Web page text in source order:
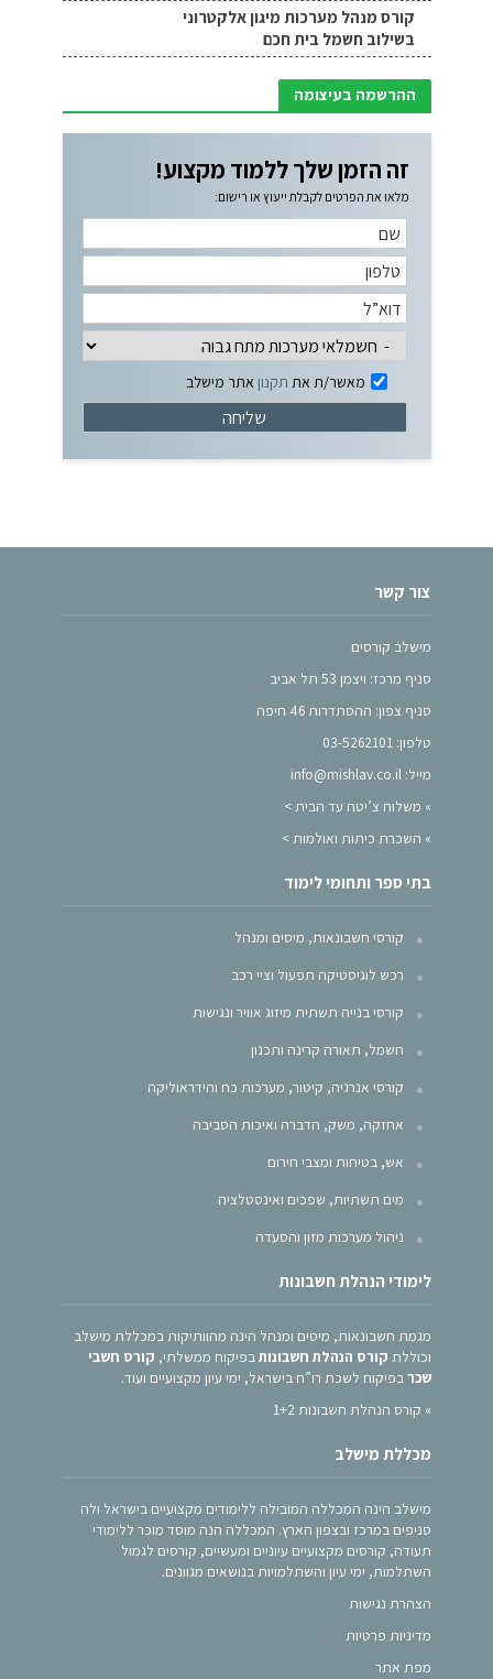
קורס מנהל מערכות מיגון אלקטרוני
בשילוב חשמל בית חכם
ההרשמה בעיצומה
זה הזמן שלך ללמוד מקצוע!
מלאו את הפרטים לקבלת ייעוץ או רישום:
מאשר/ת את תקנון אתר מישלב
צור קשר
מישלב קורסים
סניף מרכז: ויצמן 53 תל אביב
סניף צפון: ההסתדרות 46 חיפה
טלפון: 03-5262101
מייל: info@mishlav.co.il
» משלוח צ’יטה עד הבית >
» השכרת כיתות ואולמות >
בתי ספר ותחומי לימוד
קורסי חשבונאות, מיסים ומנהל
רכש לוגיסטיקה תפעול וציי רכב
קורסי בנייה תשתית מיזוג אוויר ונגישות
חשמל, תאורה קרינה ותכנון
קורסי אנרגיה, קיטור, מערכות כח והידראוליקה
אחזקה, משק, הדברה ואיכות הסביבה
אש, בטיחות ומצבי חירום
מים תשתיות, שפכים ואינסטלציה
ניהול מערכות מזון והסעדה
לימודי הנהלת חשבונות
מגמת חשבונאות, מיסים ומנהל הינה מהוותיקות במכללת מישלב
וכוללת קורס הנהלת חשבונותבפיקוח ממשלתי, קורס חשבי
שכרבפיקוח לשכת רו”ח בישראל, ימי עיון מקצועיים ועוד.
» קורס הנהלת חשבונות 1+2
מכללת מישלב
מישלב הינה המכללה המובילה ללימודים מקצועיים בישראל ולה
סניפים במרכז ובצפון הארץ. המכללה הנה מוסד מוכר ללימודי
תעודה, קורסים מקצועיים עיוניים ומעשיים, קורסים לגמול
השתלמות, ימי עיון והשתלמויות בנושאים מגוונים.
הצהרת נגישות
מדיניות פרטיות
מפת אתר